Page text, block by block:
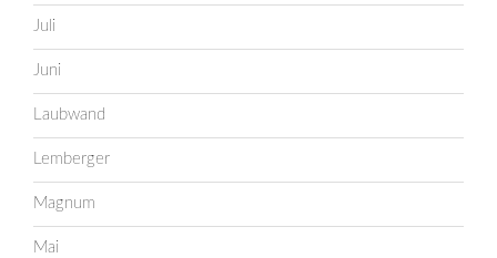
Juli
Juni
Laubwand
Lemberger
Magnum
Mai